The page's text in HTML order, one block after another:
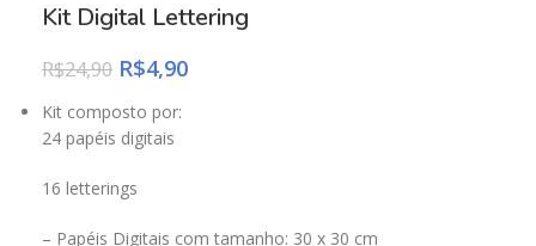
Kit Digital Lettering
R$24,90 R$4,90
Kit composto por:
24 papéis digitais
16 letterings
– Papéis Digitais com tamanho: 30 x 30 cm